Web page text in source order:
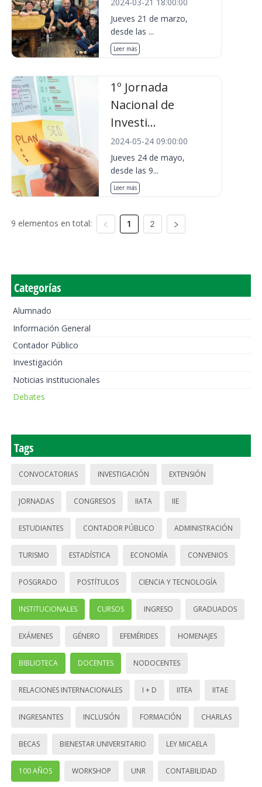
Jueves 21 de marzo,
desde las ...
Leer más
1º Jornada
Nacional de
Investi...
2024-05-24 09:00:00
Jueves 24 de mayo,
desde las 9...
Leer más
9 elementos en total: 1 2
Categorías
Alumnado
Información General
Contador Público
Investigación
Noticias institucionales
Debates
Tags
CONVOCATORIAS INVESTIGACIÓN EXTENSIÓN
JORNADAS CONGRESOS IIATA IIE
ESTUDIANTES CONTADOR PÚBLICO ADMINISTRACIÓN
TURISMO ESTADÍSTICA ECONOMÍA CONVENIOS
POSGRADO POSTÍTULOS CIENCIA Y TECNOLOGÍA
INSTITUCIONALES CURSOS INGRESO GRADUADOS
EXÁMENES GÉNERO EFEMÉRIDES HOMENAJES
BIBLIOTECA DOCENTES NODOCENTES
RELACIONES INTERNACIONALES I + D IITEA IITAE
INGRESANTES INCLUSIÓN FORMACIÓN CHARLAS
BECAS BIENESTAR UNIVERSITARIO LEY MICAELA
100 AÑOS WORKSHOP UNR CONTABILIDAD